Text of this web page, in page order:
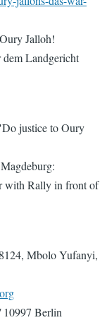
Jalloh!
Landgericht
justice to Oury
with Rally in front of
Mbolo Yufanyi,
10997 Berlin